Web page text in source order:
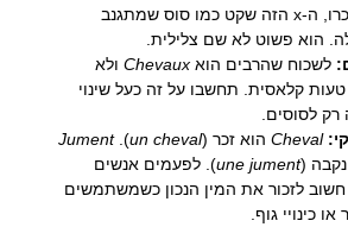
. זכרו, ה-x הזה שקט כמו סוס שמתגנב
הוא פשוט לא שם צלילית.
לשכוח שהרבים הוא Chevauxולא
טעות קלאסית. תחשבו על זה כעל שינוי
לסוסים.
Chevalהוא זכר (un cheval
).
Jument
(
une jument). לפעמים אנשים
לזכור את המין הנכון כשמשתמשים
כינויי גוף.